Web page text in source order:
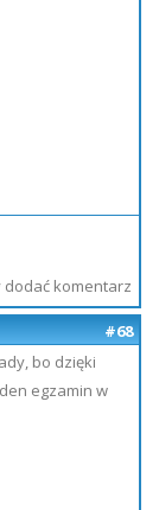
dodać komentarz
#68
bo dzięki
egzamin w